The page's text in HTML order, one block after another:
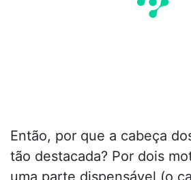
Então, por que a cabeça
tão destacada? Por dois